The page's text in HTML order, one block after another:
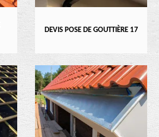
DEVIS POSE DE GOUTTIÈRE 17